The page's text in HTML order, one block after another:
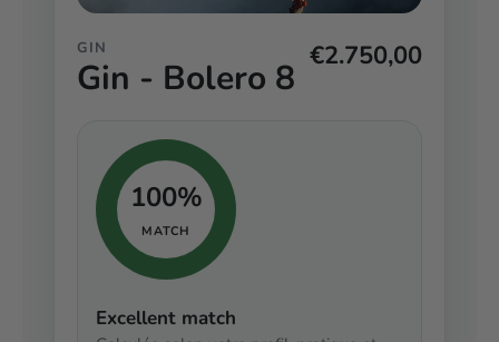
GIN
Gin - Bolero 8 €2.750,00
100%
MATCH
Excellent match